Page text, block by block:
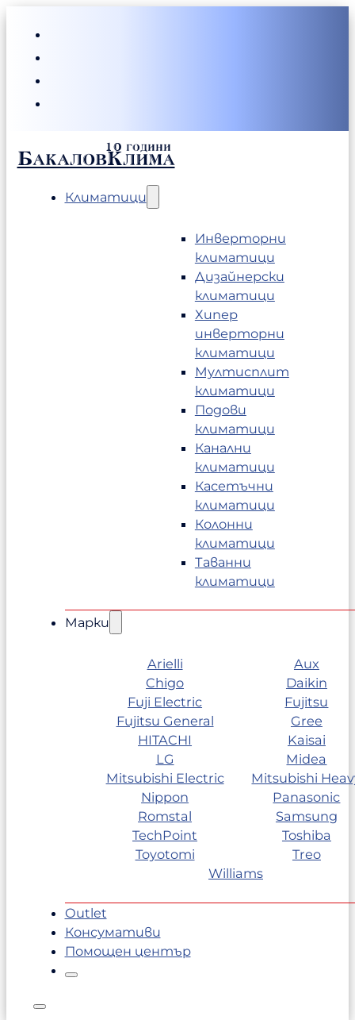
БакаловКлима
Климатици
Инверторни
климатици
Дизайнерски
климатици
Хипер
инверторни
климатици
Мултисплит
климатици
Подови
климатици
Канални
климатици
Касетъчни
климатици
Колонни
климатици
Таванни
климатици
Марки
Arielli
Aux
Chigo
Daikin
Fuji Electric
Fujitsu
Fujitsu General
Gree
HITACHI
Kaisai
LG
Midea
Mitsubishi Electric
Mitsubishi
Nippon
Panasonic
Romstal
Samsung
TechPoint
Toshiba
Toyotomi
Treo
Williams
Outlet
Консумативи
Помощен център